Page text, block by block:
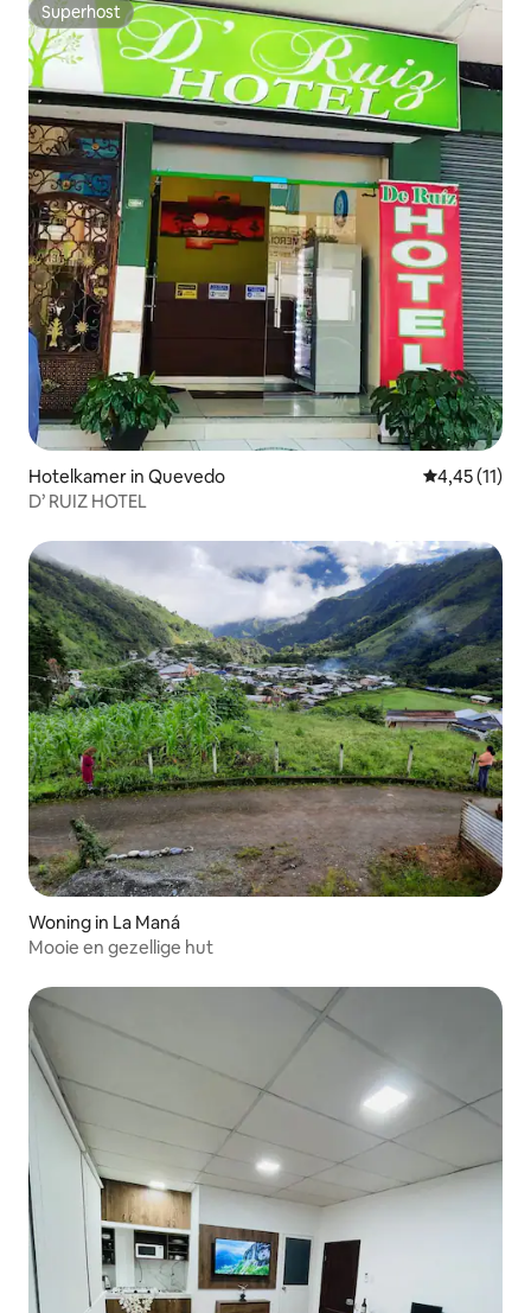
Superhost
Superhost
Hotelkamer in Quevedo Gemiddelde
4,45 (11)
D’ RUIZ HOTEL
Woning in La Maná
Mooie en gezellige hut